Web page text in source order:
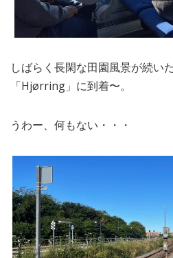
しばらく長閑な田園風景が続い
「Hjørring」に到着〜。
うわー、何もない・・・